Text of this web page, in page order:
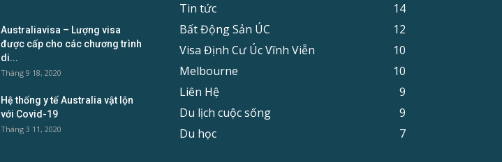
Australiavisa – Lượng visa
được cấp cho các chương trình
di...
Tháng 9 18, 2020
Hệ thống y tế Australia vật lộn
với Covid-19
Tháng 3 11, 2020
Tin tức
14
Bất Động Sản ÚC
12
Visa Định Cư Úc Vĩnh Viễn
10
Melbourne
10
Liên Hệ
9
Du lịch cuộc sống
9
Du học
7